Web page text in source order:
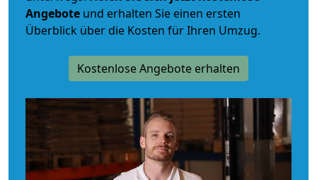
Angebote und erhalten Sie einen ersten
Überblick über die Kosten für Ihren Umzug.
Kostenlose Angebote erhalten